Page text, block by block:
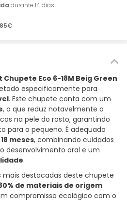
durante 14 dias
Eco 6-18M Beig Green
especificamente para
. Este chupete conta com um
, o que reduz notavelmente o
na pele do rosto, garantindo
para o pequeno. É adequado
meses, combinando cuidados
desenvolvimento oral e um
.
destacadas deste chupete
de materiais de origem
compromisso ecológico com o